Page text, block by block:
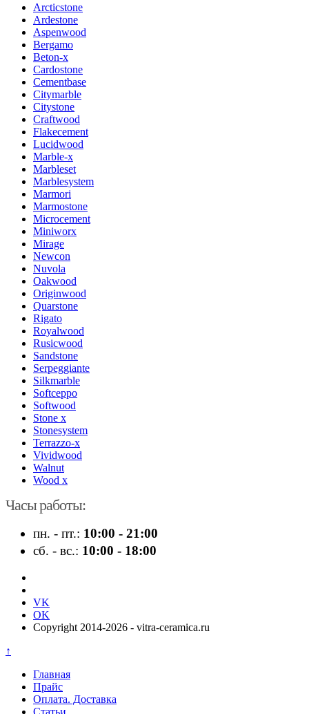
Arcticstone
Ardestone
Aspenwood
Bergamo
Beton-x
Cardostone
Cementbase
Citymarble
Citystone
Craftwood
Flakecement
Lucidwood
Marble-x
Marbleset
Marblesystem
Marmori
Marmostone
Microcement
Miniworx
Mirage
Newcon
Nuvola
Oakwood
Originwood
Quarstone
Rigato
Royalwood
Rusicwood
Sandstone
Serpeggiante
Silkmarble
Softceppo
Softwood
Stone x
Stonesystem
Terrazzo-x
Vividwood
Walnut
Wood x
Часы работы:
пн. - пт.: 10:00 - 21:00
сб. - вс.: 10:00 - 18:00
VK
OK
Copyright 2014-2026 - vitra-ceramica.ru
↑
Главная
Прайс
Оплата. Доставка